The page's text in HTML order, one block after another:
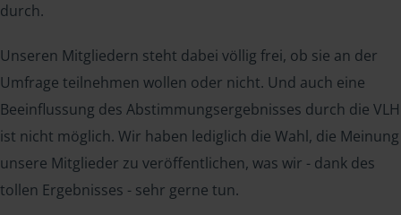
durch.
Unseren Mitgliedern steht dabei völlig frei, ob sie an der
Umfrage teilnehmen wollen oder nicht. Und auch eine
Beeinflussung des Abstimmungsergebnisses durch die VLH
ist nicht möglich. Wir haben lediglich die Wahl, die Meinung
unsere Mitglieder zu veröffentlichen, was wir - dank des
tollen Ergebnisses - sehr gerne tun.